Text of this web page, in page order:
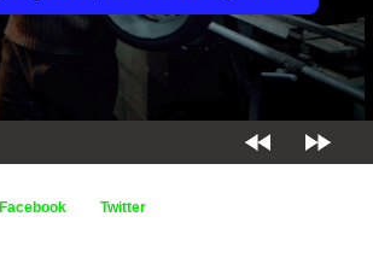
Facebook Twitter